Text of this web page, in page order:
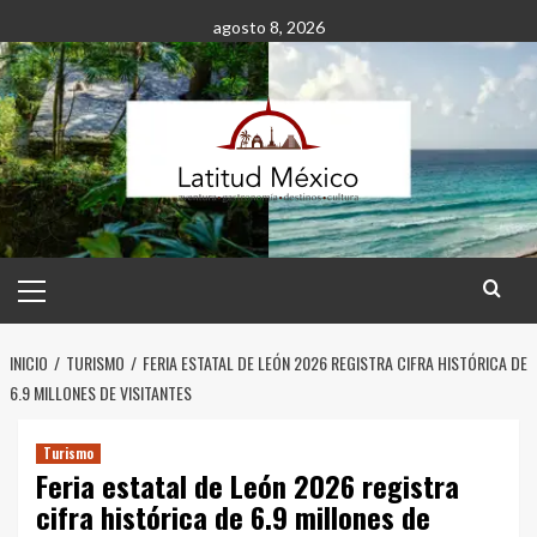
al
contenido
agosto 8, 2026
principal
INICIO TURISMO
FERIA ESTATAL DE LEÓN 2026 REGISTRA CIFRA HISTÓRICA DE
6.9 MILLONES DE VISITANTES
Turismo
Feria estatal de León 2026 registra
cifra histórica de 6.9 millones de